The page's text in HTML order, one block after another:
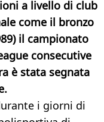
a livello di club
come il bronzo
il campionato
consecutive
è stata segnata
i giorni di